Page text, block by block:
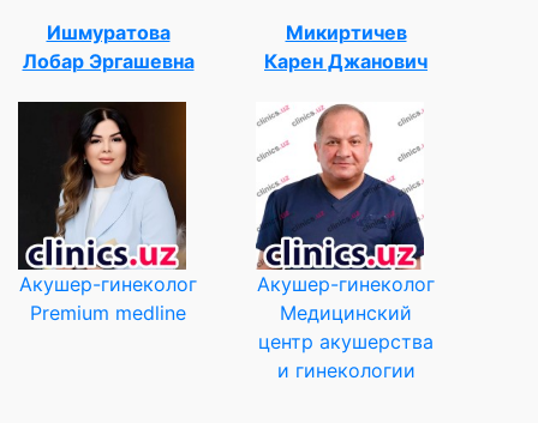
Ишмуратова
Лобар Эргашевна
Акушер-гинеколог
Premium medline
Микиртичев
Карен Джанович
Акушер-гинеколог
Медицинский
центр акушерства
и гинекологии